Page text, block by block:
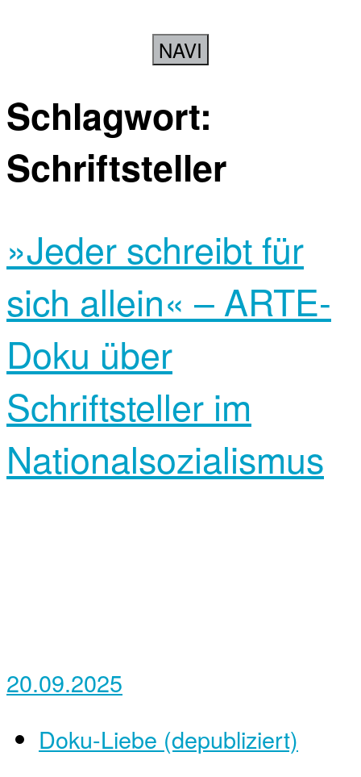
NAVI
Schlagwort:
Schriftsteller
»Jeder schreibt für
sich allein« – ARTE-
Doku über
Schriftsteller im
Nationalsozialismus
20.09.2025
Doku-Liebe (depubliziert)